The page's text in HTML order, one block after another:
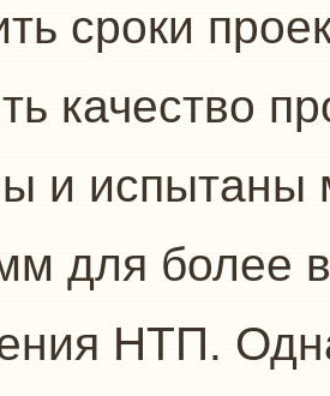
сроки
качество
и испытаны
для более
НТП.